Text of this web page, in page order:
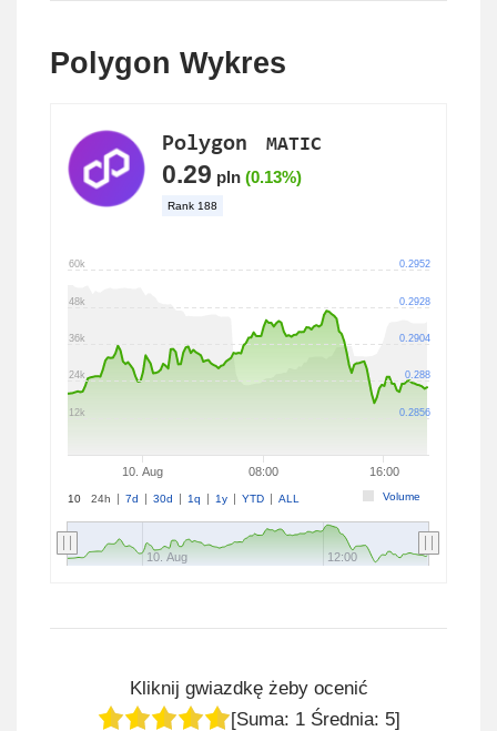
Polygon Wykres
Polygon MATIC
0.29 pln (0.13%)
Rank 188
10. Aug 08:00 16:00
10. Aug 12:00
12k
24k
36k
48k
60k
0.2856
0.288
0.2904
0.2928
0.2952
Volume
10 24h 7d 30d 1q 1y YTD ALL
Kliknij gwiazdkę żeby ocenić
[Suma: 1Średnia: 5]